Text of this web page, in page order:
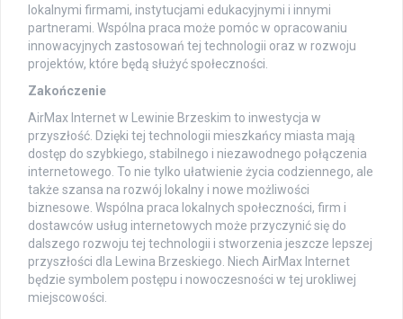
lokalnymi firmami, instytucjami edukacyjnymi i innymi
partnerami. Wspólna praca może pomóc w opracowaniu
innowacyjnych zastosowań tej technologii oraz w rozwoju
projektów, które będą służyć społeczności.
Zakończenie
AirMax Internet w Lewinie Brzeskim to inwestycja w
przyszłość. Dzięki tej technologii mieszkańcy miasta mają
dostęp do szybkiego, stabilnego i niezawodnego połączenia
internetowego. To nie tylko ułatwienie życia codziennego, ale
także szansa na rozwój lokalny i nowe możliwości
biznesowe. Wspólna praca lokalnych społeczności, firm i
dostawców usług internetowych może przyczynić się do
dalszego rozwoju tej technologii i stworzenia jeszcze lepszej
przyszłości dla Lewina Brzeskiego. Niech AirMax Internet
będzie symbolem postępu i nowoczesności w tej urokliwej
miejscowości.